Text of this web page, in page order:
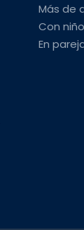
Más de
Con
En